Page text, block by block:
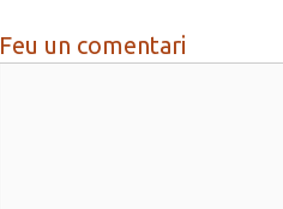
Feu un comentari